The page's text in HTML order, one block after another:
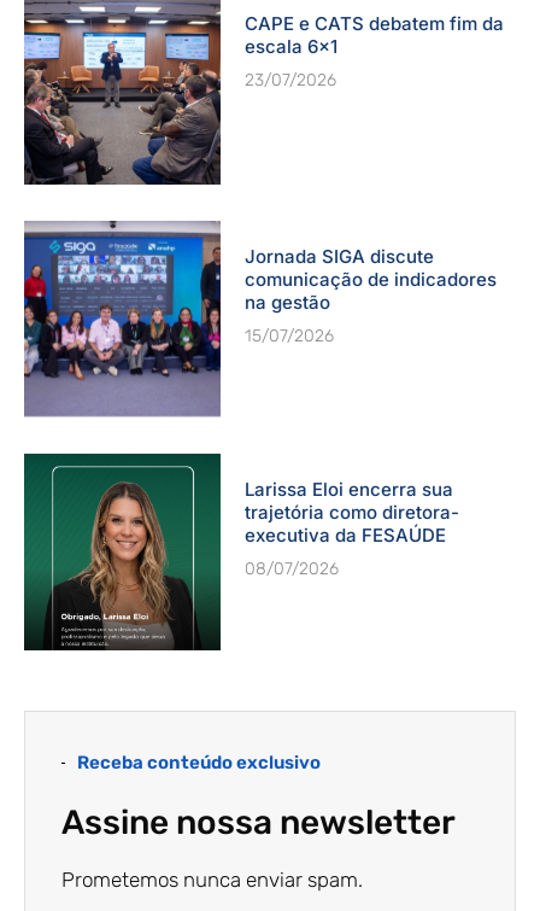
CAPE e CATS debatem fim da
escala 6×1
23/07/2026
Jornada SIGA discute
comunicação de indicadores
na gestão
15/07/2026
Larissa Eloi encerra sua
trajetória como diretora-
executiva da FESAÚDE
08/07/2026
Receba conteúdo exclusivo
Assine nossa newsletter
Prometemos nunca enviar spam.